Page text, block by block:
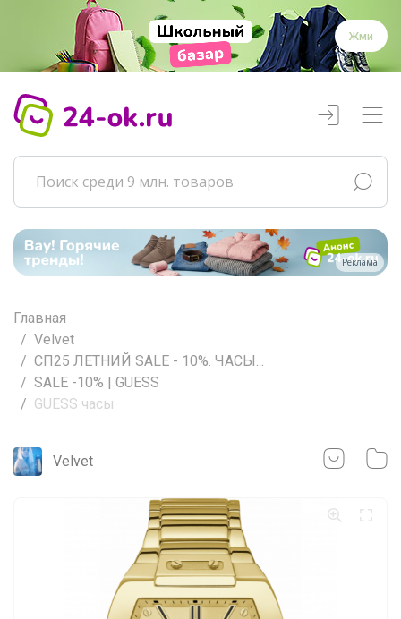
Жми
Реклама
Главная
Velvet
СП25 ЛЕТНИЙ SALE - 10%. ЧАСЫ...
SALE -10% | GUESS
GUESS часы
Velvet